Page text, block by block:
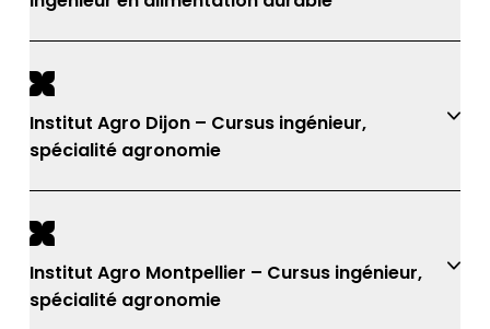
Institut Agro Dijon – Cursus ingénieur,
spécialité agronomie
Institut Agro Montpellier – Cursus ingénieur,
spécialité agronomie